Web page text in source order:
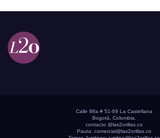
Calle 98a # 51-69 La Castellana
Bogotá, Colombia.
contacto @las2orillas.co
Pauta: comercial@las2orillas.co